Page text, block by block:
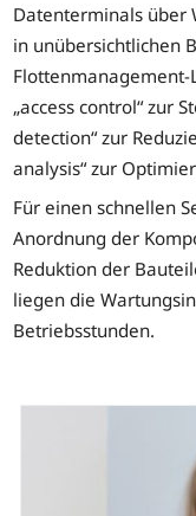
Datenterminals über
in unübersichtlichen
„access control“ zur
detection“ zur
analysis“ zur
Für einen schnellen
Anordnung der
Reduktion der
liegen die
Betriebsstunden.